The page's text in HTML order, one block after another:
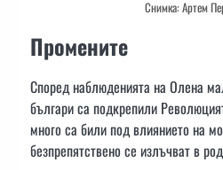
Снимка: Артем
Промените
Според наблюденията на Олена
българи са подкрепили
много са били под влиянието на
безпрепятствено се излъчват в